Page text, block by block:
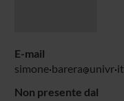
E-mail
simone barera univr it
Non presente dal